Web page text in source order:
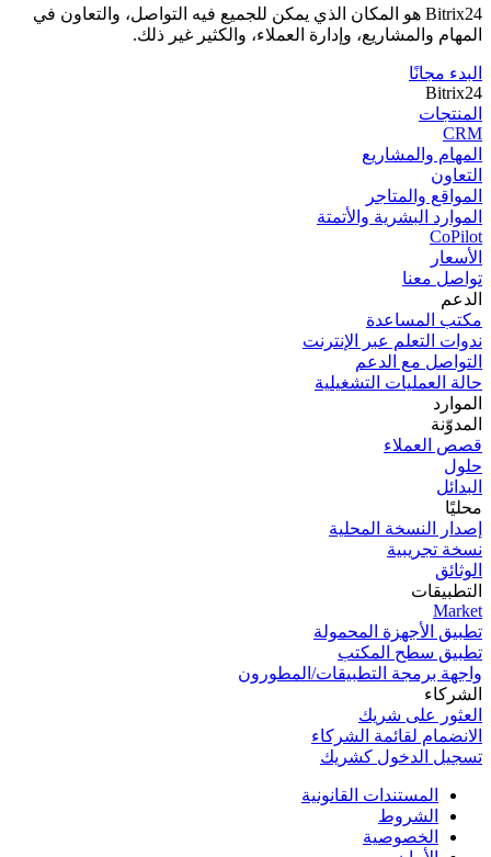
Bitrix24 هو المكان الذي يمكن للجميع فيه التواصل، والتعاون في
المهام والمشاريع، وإدارة العملاء، والكثير غير ذلك.
البدء مجانًا
Bitrix24
المنتجات
CRM
المھام والمشاریع
التعاون
المواقع والمتاجر
الموارد البشرية والأتمتة
CoPilot
الأسعار
تواصل معنا
الدعم
مكتب المساعدة
ندوات التعلم عبر الإنترنت
التواصل مع الدعم
حالة العمليات التشغيلية
الموارد
المدوّنة
قصص العملاء
حلول
البدائل
محليًا
إصدار النسخة المحلية
نسخة تجریبیة
الوثائق
التطبيقات
Market
تطبيق الأجهزة المحمولة
تطبيق سطح المكتب
واجهة برمجة التطبيقات/المطورون
الشركاء
العثور على شريك
الانضمام لقائمة الشركاء
تسجيل الدخول كشريك
المستندات القانونية
الشروط
الخصوصية